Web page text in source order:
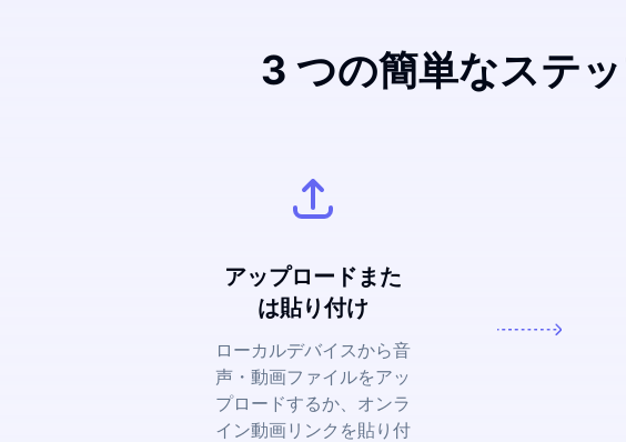
3 つの簡単なステ
アップロードまた
は貼り付け
ローカルデバイスから音
声・動画ファイルをアッ
プロードするか、オンラ
イン動画リンクを貼り付